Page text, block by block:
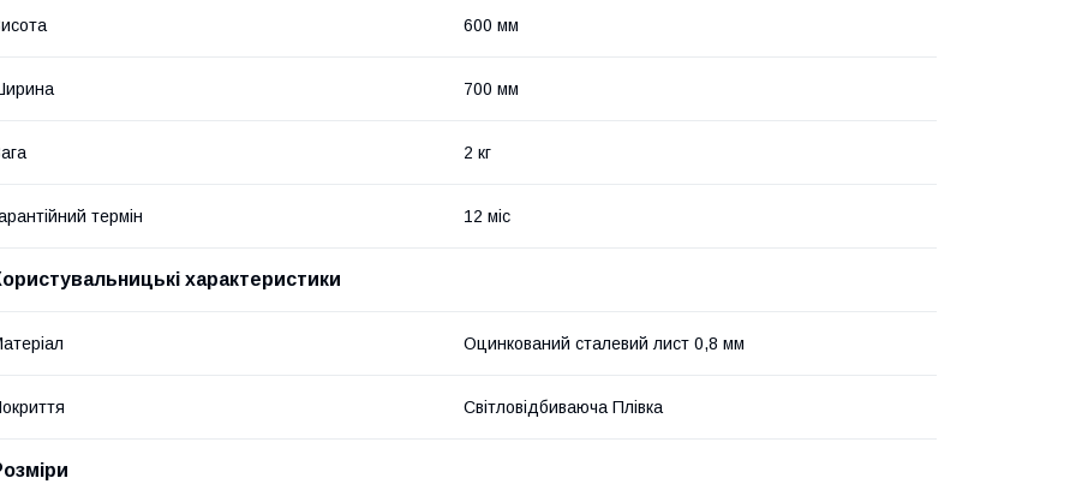
600 мм
700 мм
2 кг
термін 12 міс
характеристики
Оцинкований сталевий лист 0,8 мм
Світловідбиваюча Плівка